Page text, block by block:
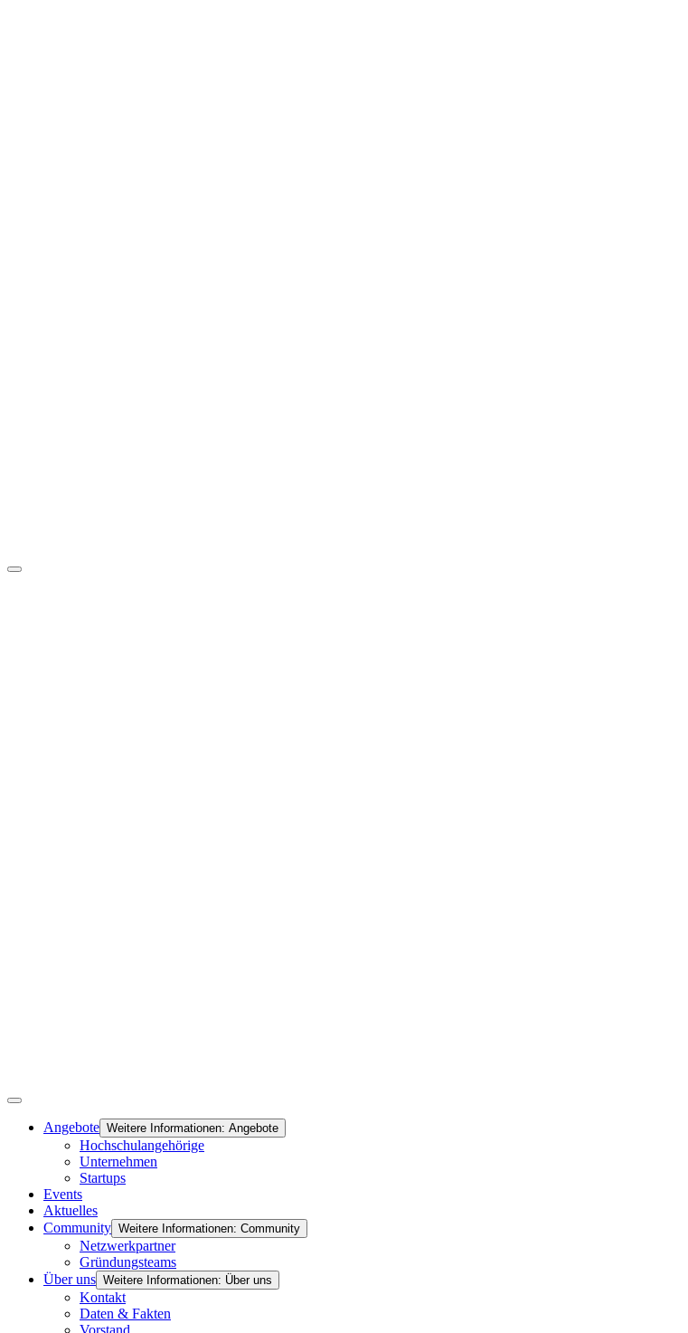
Angebote Weitere Informationen: Angebote
Hochschulangehörige
Unternehmen
Startups
Events
Aktuelles
Community Weitere Informationen: Community
Netzwerkpartner
Gründungsteams
Über uns Weitere Informationen: Über uns
Kontakt
Daten & Fakten
Vorstand